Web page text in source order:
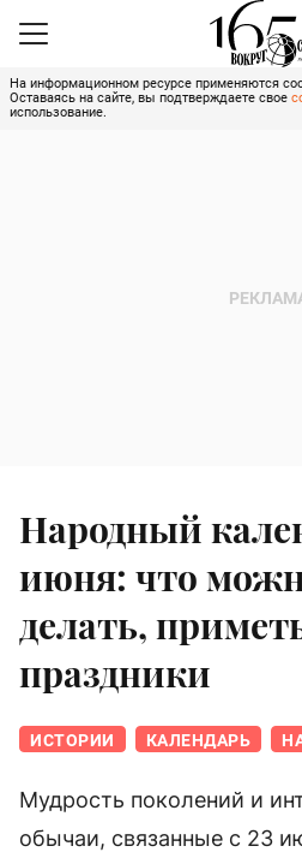
На информационном ресурсе применяются
Оставаясь на сайте, вы подтверждаете свое
использование.
Народный
июня: что
делать,
праздники
ИСТОРИИ КАЛЕНДАРЬ
Мудрость поколений и
обычаи, связанные с 23